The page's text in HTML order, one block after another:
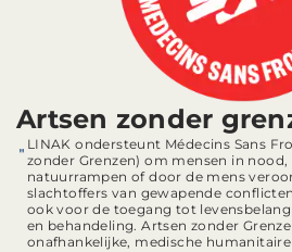
Artsen zonder
LINAK ondersteunt Médecins Sans
zonder Grenzen) om mensen in
natuurrampen of door de mens
slachtoffers van gewapende
ook voor de toegang tot
en behandeling. Artsen zonder
onafhankelijke, medische